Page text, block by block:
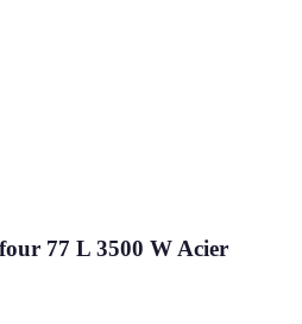
77 L 3500 W Acier